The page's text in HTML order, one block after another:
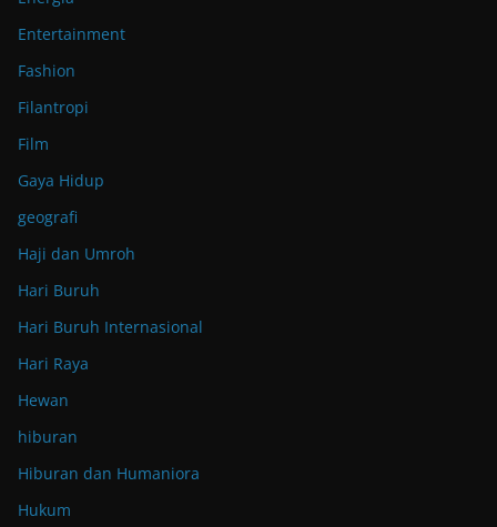
Entertainment
Fashion
Filantropi
Film
Gaya Hidup
geografi
Haji dan Umroh
Hari Buruh
Hari Buruh Internasional
Hari Raya
Hewan
hiburan
Hiburan dan Humaniora
Hukum